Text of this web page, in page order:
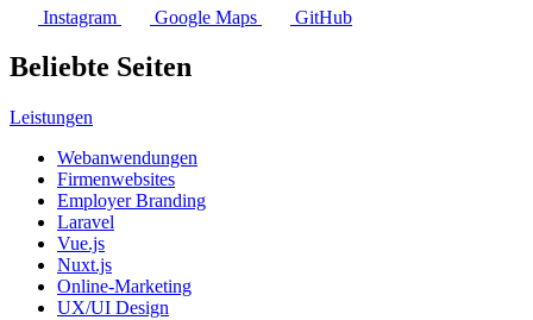
Instagram Google Maps GitHub
Beliebte Seiten
Leistungen
Webanwendungen
Firmenwebsites
Employer Branding
Laravel
Vue.js
Nuxt.js
Online-Marketing
UX/UI Design